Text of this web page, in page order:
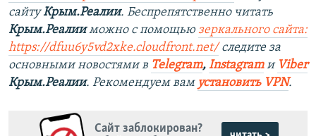
сайтуКрым.Реалии. Беспрепятственно читать
Крым.Реалииможно с помощью зеркального сайта:
https://dfuu6y5vd2xke.cloudfront.net/следите за
основными новостями в Telegram, Instagramи Viber
Крым.Реалии. Рекомендуем вам установить VPN.
Сайт заблокирован?